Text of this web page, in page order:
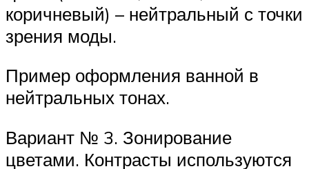
коричневый) – нейтральный с точки
зрения моды.
Пример оформления ванной в
нейтральных тонах.
Вариант № 3. Зонирование
цветами. Контрасты используются